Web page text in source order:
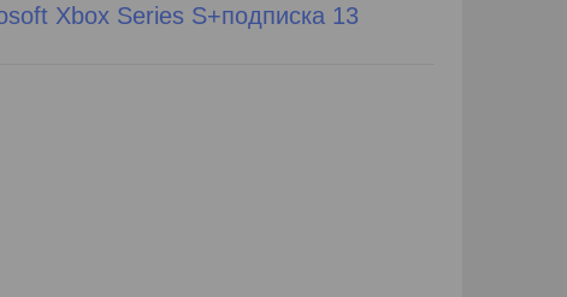
Xbox Series S+подписка 13